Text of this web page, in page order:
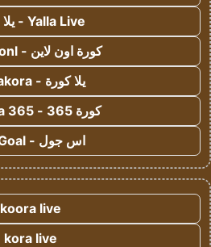
Yalla Live - يلا لايف
كورة اون لاين - koora onl
يلا كورة - yallakora
كورة 365 - kooora 365
اس جول - AS Goal
koora live
kora live